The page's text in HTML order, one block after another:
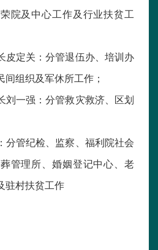
院及中心工作及行业扶贫工
皮定关：分管退伍办、培训办
组织及军休所工作；
刘一强：分管救灾救济、区划
分管纪检、监察、福利院社会
管理所、婚姻登记中心、老
驻村扶贫工作